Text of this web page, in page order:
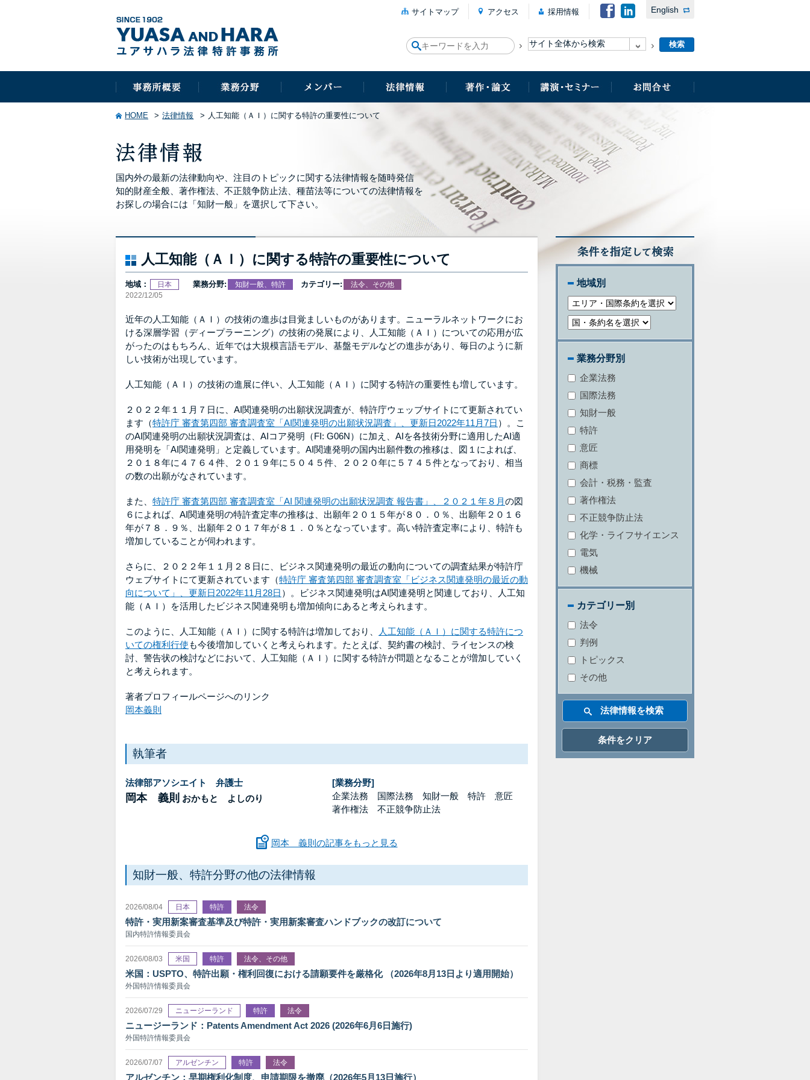
サイトマップ アクセス 採用情報 English
HOME 法律情報 人工知能（ＡＩ）に関する特許の重要性について
国内外の最新の法律動向や、注目のトピックに関する法律情報を随時発信
知的財産全般、著作権法、不正競争防止法、種苗法等についての法律情報を
お探しの場合には「知財一般」を選択して下さい。
人工知能（ＡＩ）に関する特許の重要性について
地域： 日本 業務分野: 知財一般、特許 カテゴリー:
法令、その他
2022/12/05
近年の人工知能（ＡＩ）の技術の進歩は目覚ましいものがあります。ニューラルネットワークにお
ける深層学習（ディープラーニング）の技術の発展により、人工知能（ＡＩ）についての応用が広
がったのはもちろん、近年では大規模言語モデル、基盤モデルなどの進歩があり、毎日のように新
しい技術が出現しています。
人工知能（ＡＩ）の技術の進展に伴い、人工知能（ＡＩ）に関する特許の重要性も増しています。
２０２２年１１月７日に、AI関連発明の出願状況調査が、特許庁ウェッブサイトにて更新されてい
ます（特許庁 審査第四部 審査調査室「AI関連発明の出願状況調査」、更新日2022年11月7日 ）。こ
のAI関連発明の出願状況調査は、AIコア発明（FI: G06N）に加え、AIを各技術分野に適用したAI適
用発明を「AI関連発明」と定義しています。AI関連発明の国内出願件数の推移は、図１によれば、
２０１８年に４７６４件、２０１９年に５０４５件、２０２０年に５７４５件となっており、相当
の数の出願がなされています。
また、 特許庁 審査第四部 審査調査室「AI 関連発明の出願状況調査 報告書」、２０２１年８月の図
６によれば、AI関連発明の特許査定率の推移は、出願年２０１５年が８０．０％、出願年２０１６
年が７８．９％、出願年２０１７年が８１．０％となっています。高い特許査定率により、特許も
増加していることが伺われます。
さらに、２０２２年１１月２８日に、ビジネス関連発明の最近の動向についての調査結果が特許庁
ウェブサイトにて更新されています（特許庁 審査第四部 審査調査室「ビジネス関連発明の最近の動
向について」、更新日2022年11月28日 ）。ビジネス関連発明はAI関連発明と関連しており、人工知
能（ＡＩ）を活用したビジネス関連発明も増加傾向にあると考えられます。
このように、人工知能（ＡＩ）に関する特許は増加しており、
人工知能（ＡＩ）に関する特許につ
いての権利行使も今後増加していくと考えられます。たとえば、契約書の検討、ライセンスの検
討、警告状の検討などにおいて、人工知能（ＡＩ）に関する特許が問題となることが増加していく
と考えられます。
著者プロフィールページへのリンク
岡本義則
執筆者
法律部アソシエイト 弁護士
岡本 義則 おかもと よしのり
[業務分野]
企業法務 国際法務 知財一般 特許 意匠
著作権法 不正競争防止法
岡本 義則の記事をもっと見る
知財一般、特許分野の他の法律情報
2026/08/04 日本 特許 法令
特許・実用新案審査基準及び特許・実用新案審査ハンドブックの改訂について
国内特許情報委員会
2026/08/03 米国 特許 法令、その他
米国：USPTO、特許出願・権利回復における請願要件を厳格化 （2026年8月13日より適用開始）
外国特許情報委員会
2026/07/29 ニュージーランド 特許 法令
ニュージーランド：Patents Amendment Act 2026 (2026年6月6日施行)
外国特許情報委員会
2026/07/07 アルゼンチン 特許 法令
アルゼンチン：早期権利化制度、申請期限を撤廃（2026年5月13日施行）
地域別
業務分野別
企業法務
国際法務
知財一般
特許
意匠
商標
会計・税務・監査
著作権法
不正競争防止法
化学・ライフサイエンス
電気
機械
カテゴリー別
法令
判例
トピックス
その他
条件をクリア